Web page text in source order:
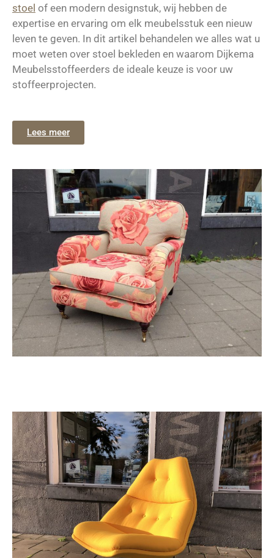
stoel of een modern designstuk, wij hebben de
expertise en ervaring om elk meubelsstuk een nieuw
leven te geven. In dit artikel behandelen we alles wat u
moet weten over stoel bekleden en waarom Dijkema
Meubelsstoffeerders de ideale keuze is voor uw
stoffeerprojecten.
Lees meer